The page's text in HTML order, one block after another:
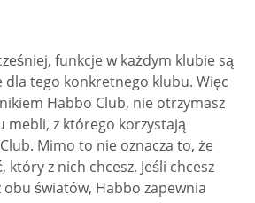
funkcje w każdym klubie są
dla tego konkretnego klubu. Więc
Habbo Club, nie otrzymasz
mebli, z którego korzystają
Mimo to nie oznacza to, że
który z nich chcesz. Jeśli chcesz
obu światów, Habbo zapewnia